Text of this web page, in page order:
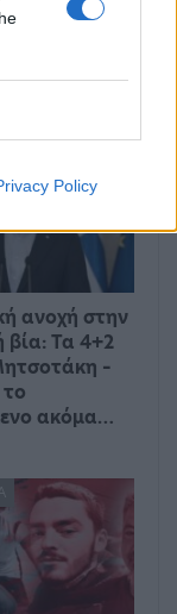
Policy
ανοχή στην
βία: Τα 4+2
–
ακόμα…